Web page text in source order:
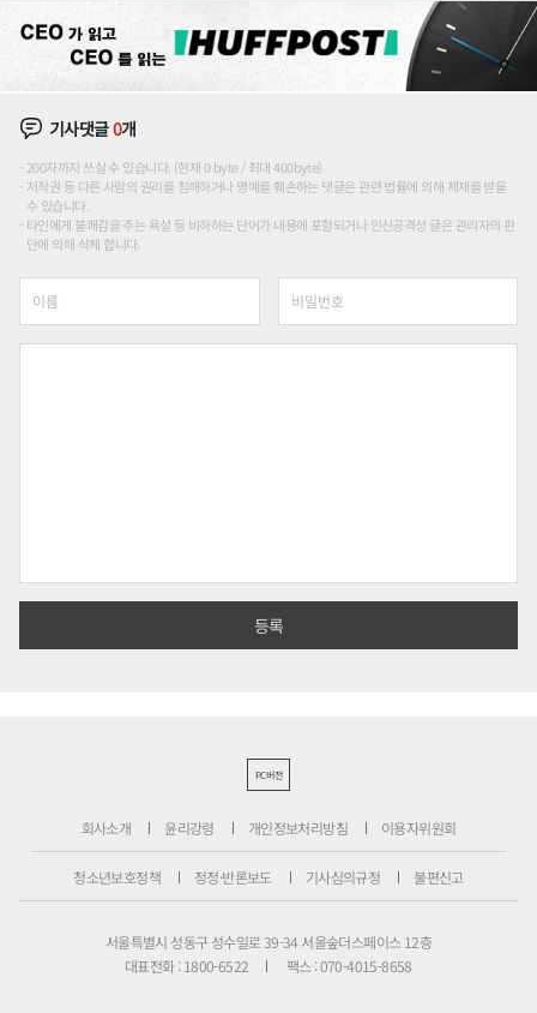
기사댓글0개
200자까지 쓰실 수 있습니다. (현재 0 byte / 최대 400byte)
저작권 등 다른 사람의 권리를 침해하거나 명예를 훼손하는 댓글은 관련 법률에 의해 제재를 받을
수 있습니다.
타인에게 불쾌감을 주는 욕설 등 비하하는 단어가 내용에 포함되거나 인신공격성 글은 관리자의 판
단에 의해 삭제 합니다.
PC버전
회사소개 윤리강령 개인정보처리방침 이용자위원회
청소년보호정책 정정·반론보도 기사심의규정 불편신고
서울특별시 성동구 성수일로 39-34 서울숲더스페이스 12층
대표전화 : 1800-6522
팩스 : 070-4015-8658